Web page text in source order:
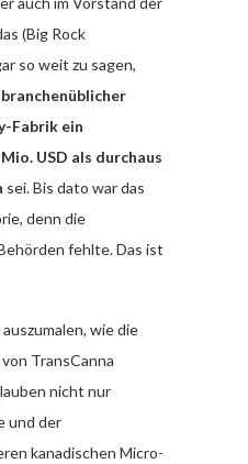
(Big Rock
so weit zu sagen,
Fabrik ein
USD als durchaus
sei. Bis dato war das
denn die
fehlte. Das ist
wie die
TransCanna
nicht nur
und der
kanadischen Micro-